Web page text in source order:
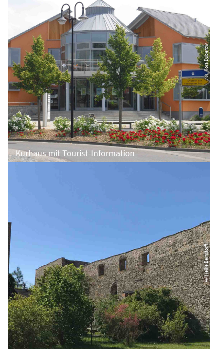
© Kora Duberow
Kurhaus mit Tourist-Information
© Heike Bernstorff